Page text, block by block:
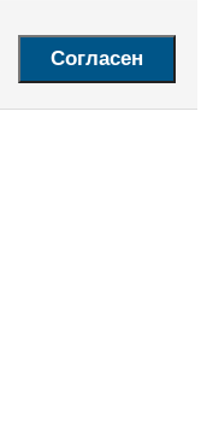
Согласен